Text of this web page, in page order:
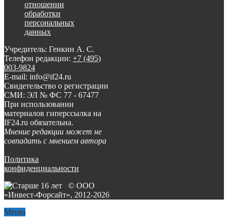
отношении
обработки
персональных
данных
Учредитель: Генкин А. С.
Телефон редакции: +7 (495)
003-9824
E-mail: info@if24.ru
Свидетельство о регистрации
СМИ: ЭЛ № ФС 77 - 67477
При использовании
материалов гиперссылка на
IF24.ru обязательна.
Мнение редакции может не
совпадать с мнением автора
Политика
конфиденциальности
© ООО
«Инвест-Форсайт», 2012-2026
Меню